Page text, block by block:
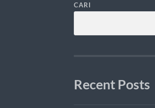
CARI
Recent Posts